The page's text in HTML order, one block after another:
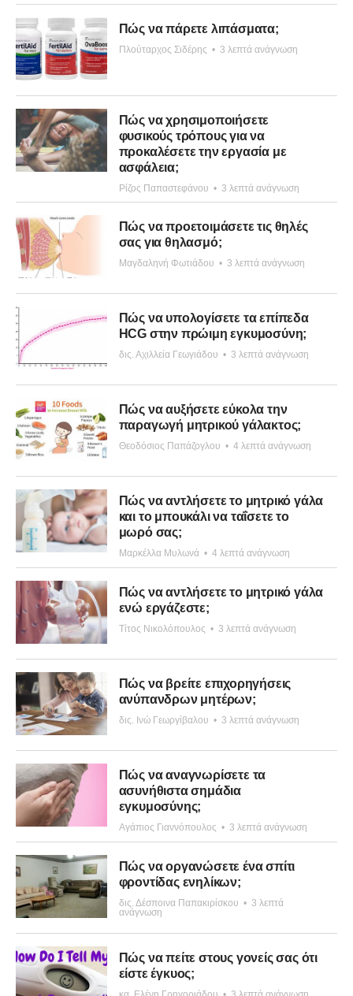
Πώς να πάρετε λιπάσματα;
Πλούταρχος Σιδέρης • 3 λεπτά ανάγνωση
Πώς να χρησιμοποιήσετε
φυσικούς τρόπους για να
προκαλέσετε την εργασία με
ασφάλεια;
Ρίζος Παπαστεφάνου • 3 λεπτά ανάγνωση
Πώς να προετοιμάσετε τις θηλές
σας για θηλασμό;
Μαγδαληνή Φωτιάδου • 3 λεπτά ανάγνωση
Πώς να υπολογίσετε τα επίπεδα
HCG στην πρώιμη εγκυμοσύνη;
δις. Αχιλλεία Γεωγιάδου • 3 λεπτά ανάγνωση
Πώς να αυξήσετε εύκολα την
παραγωγή μητρικού γάλακτος;
Θεοδόσιος Παπάζογλου • 4 λεπτά ανάγνωση
Πώς να αντλήσετε το μητρικό γάλα
και το μπουκάλι να ταΐσετε το
μωρό σας;
Μαρκέλλα Μυλωνά • 4 λεπτά ανάγνωση
Πώς να αντλήσετε το μητρικό γάλα
ενώ εργάζεστε;
Τίτος Νικολόπουλος • 3 λεπτά ανάγνωση
Πώς να βρείτε επιχορηγήσεις
ανύπανδρων μητέρων;
δις. Ινώ Γεωργίβαλου • 3 λεπτά ανάγνωση
Πώς να αναγνωρίσετε τα
ασυνήθιστα σημάδια
εγκυμοσύνης;
Αγάπιος Γιαννόπουλος • 3 λεπτά ανάγνωση
Πώς να οργανώσετε ένα σπίτι
φροντίδας ενηλίκων;
δις. Δέσποινα Παπακιρίσκου • 3 λεπτά
ανάγνωση
Πώς να πείτε στους γονείς σας ότι
είστε έγκυος;